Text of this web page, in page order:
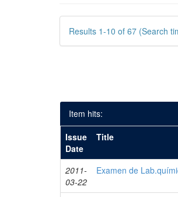
Results 1-10 of 67 (Search
Item hits:
Issue
Date
Title
2011-
03-22
Examen de